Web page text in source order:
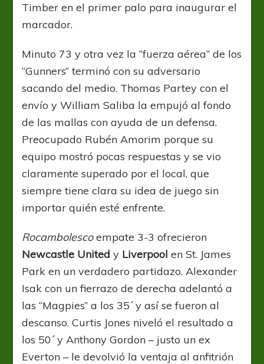
Timber en el primer palo para inaugurar el
marcador.
Minuto 73 y otra vez la “fuerza aérea” de los
“Gunners” terminó con su adversario
sacando del medio. Thomas Partey con el
envío y William Saliba la empujó al fondo
de las mallas con ayuda de un defensa.
Preocupado Rubén Amorim porque su
equipo mostró pocas respuestas y se vio
claramente superado por el local, que
siempre tiene clara su idea de juego sin
importar quién esté enfrente.
Rocambolescoempate 3-3 ofrecieron
Newcastle United y Liverpoolen St. James
Park en un verdadero partidazo. Alexander
Isak con un fierrazo de derecha adelantó a
las “Magpies” a los 35´ y así se fueron al
descanso. Curtis Jones niveló el resultado a
los 50´ y Anthony Gordon – justo un ex
Everton – le devolvió la ventaja al anfitrión